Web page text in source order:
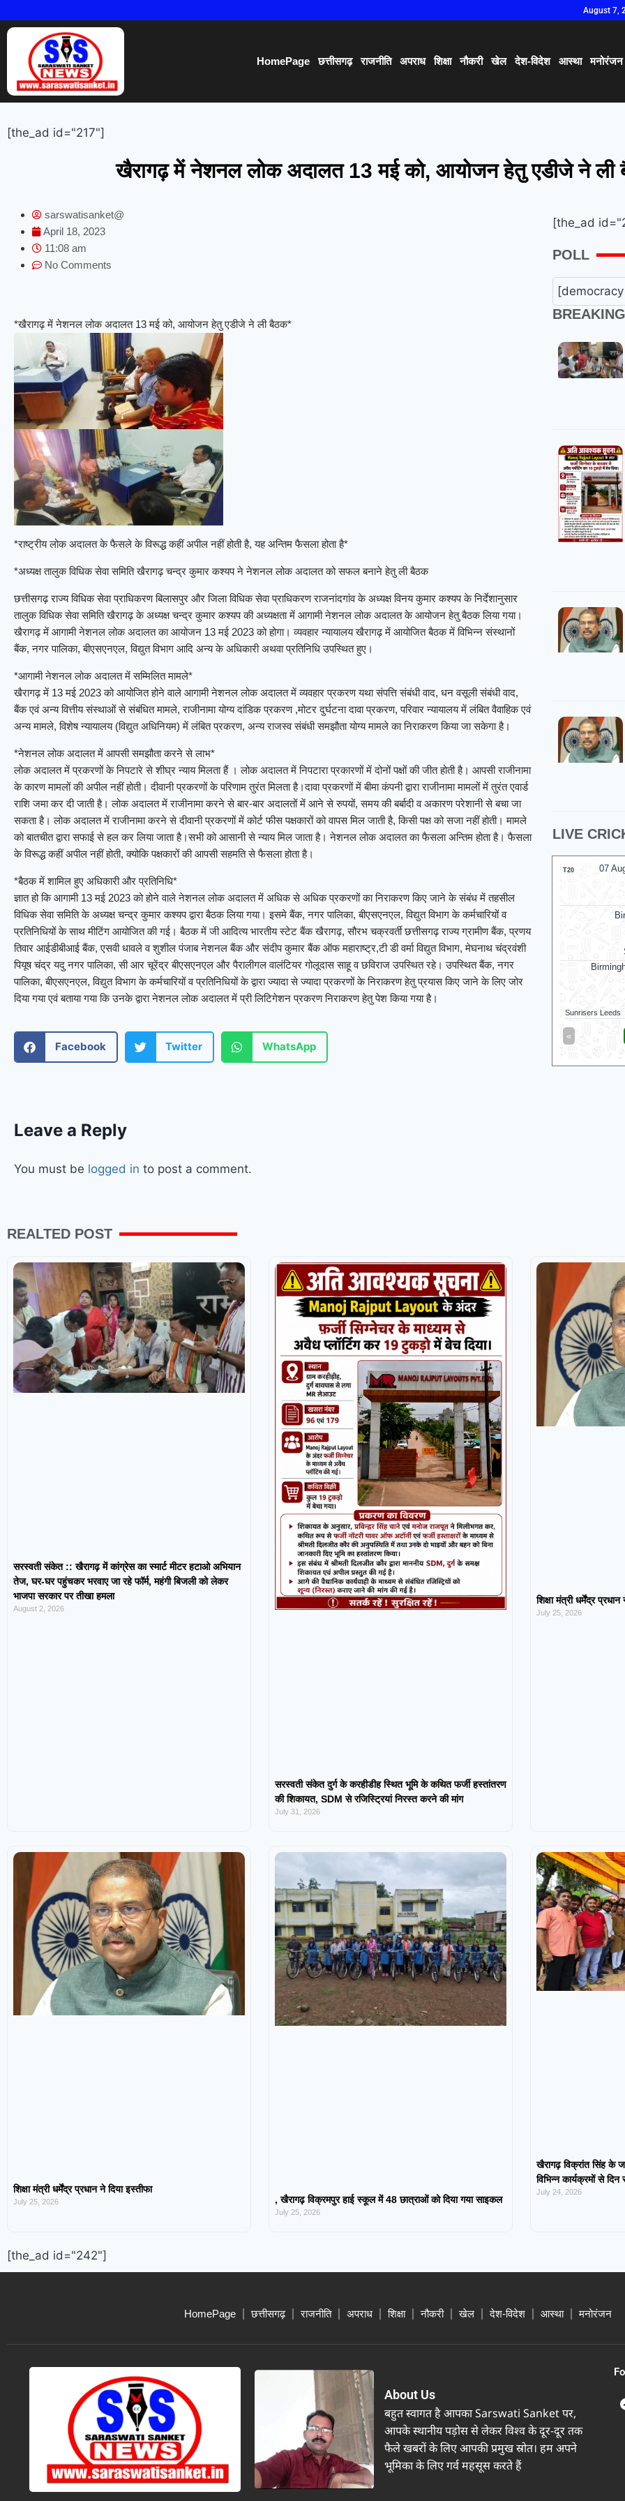
August 7,
HomePage छत्तीसगढ़ राजनीति अपराध शिक्षा नौकरी खेल देश-विदेश आस्था मनोरंजन
[the_ad id="217"]
खैरागढ़ में नेशनल लोक अदालत 13 मई को, आयोजन हेतु एडीजे ने ली
sarswatisanket@
April 18, 2023
11:08 am
No Comments
*खैरागढ़ में नेशनल लोक अदालत 13 मई को, आयोजन हेतु एडीजे ने ली बैठक*
*राष्ट्रीय लोक अदालत के फैसले के विरूद्ध कहीं अपील नहीं होती है, यह अन्तिम फैसला होता है*
*अध्यक्ष तालुक विधिक सेवा समिति खैरागढ़ चन्द्र कुमार कश्यप ने नेशनल लोक अदालत को सफल बनाने हेतु ली बैठक
छत्तीसगढ़ राज्य विधिक सेवा प्राधिकरण बिलासपुर और जिला विधिक सेवा प्राधिकरण राजनांदगांव के अध्यक्ष विनय कुमार कश्यप के निर्देशानुसार
तालुक विधिक सेवा समिति खैरागढ़ के अध्यक्ष चन्द्र कुमार कश्यप की अध्यक्षता में आगामी नेशनल लोक अदालत के आयोजन हेतु बैठक लिया गया।
खैरागढ़ में आगामी नेशनल लोक अदालत का आयोजन 13 मई 2023 को होगा। व्यवहार न्यायालय खैरागढ़ में आयोजित बैठक में विभिन्न संस्थानों
बैंक, नगर पालिका, बीएसएनएल, विद्युत विभाग आदि अन्य के अधिकारी अथवा प्रतिनिधि उपस्थित हुए।
*आगामी नेशनल लोक अदालत में सम्मिलित मामले*
खैरागढ़ में 13 मई 2023 को आयोजित होने वाले आगामी नेशनल लोक अदालत में व्यवहार प्रकरण यथा संपत्ति संबंधी वाद, धन वसूली संबंधी वाद,
बैंक एवं अन्य वित्तीय संस्थाओं से संबंधित मामले, राजीनामा योग्य दांडिक प्रकरण ,मोटर दुर्घटना दावा प्रकरण, परिवार न्यायालय में लंबित वैवाहिक एवं
अन्य मामले, विशेष न्यायालय (विद्युत अधिनियम) में लंबित प्रकरण, अन्य राजस्व संबंधी समझौता योग्य मामले का निराकरण किया जा सकेगा है।
*नेशनल लोक अदालत में आपसी समझौता करने से लाभ*
लोक अदालत में प्रकरणों के निपटारे से शीघ्र न्याय मिलता हैं । लोक अदालत में निपटारा प्रकारणों में दोनों पक्षों की जीत होती है। आपसी राजीनामा
के कारण मामलों की अपील नहीं होती। दीवानी प्रकरणों के परिणाम तुरंत मिलता है।दावा प्रकरणों में बीमा कंपनी द्वारा राजीनामा मामलों में तुरंत एवार्ड
राशि जमा कर दी जाती है। लोक अदालत में राजीनामा करने से बार-बार अदालतों में आने से रुपयों, समय की बर्बादी व अकारण परेशानी से बचा जा
सकता है। लोक अदालत में राजीनामा करने से दीवानी प्रकरणों में कोर्ट फीस पक्षकारों को वापस मिल जाती है, किसी पक्ष को सजा नहीं होती। मामले
को बातचीत द्वारा सफाई से हल कर लिया जाता है।सभी को आसानी से न्‍याय मिल जाता है। नेशनल लोक अदालत का फैसला अन्तिम होता है। फैसला
के विरूद्ध कहीं अपील नहीं होती, क्योकि पक्षकारों की आपसी सहमति से फैसला होता है।
*बैठक में शामिल हुए अधिकारी और प्रतिनिधि*
ज्ञात हो कि आगामी 13 मई 2023 को होने वाले नेशनल लोक अदालत में अधिक से अधिक प्रकरणों का निराकरण किए जाने के संबंध में तहसील
विधिक सेवा समिति के अध्यक्ष चन्द्र कुमार कश्यप द्वारा बैठक लिया गया। इसमे बैंक, नगर पालिका, बीएसएनएल, विद्युत विभाग के कर्मचारियों व
प्रतिनिधियों के साथ मीटिंग आयोजित की गई। बैठक में जी आदित्य भारतीय स्टेट बैंक खैरागढ़, सौरभ चक्रवर्ती छत्तीसगढ़ राज्य ग्रामीण बैंक, प्रणय
तिवार आईडीबीआई बैंक, एसवी धावले व शुशील पंजाब नेशनल बैंक और संदीप कुमार बैंक ऑफ महाराष्ट्र,टी डी वर्मा विद्युत विभाग, मेघनाथ चंद्रवंशी
पियूष चंद्र यदु नगर पालिका, सी आर चूरेंद्र बीएसएनएल और पैरालीगल वालंटियर गोलूदास साहू व छविराज उपस्थित रहे। उपस्थित बैंक, नगर
पालिका, बीएसएनएल, विद्युत विभाग के कर्मचारियों व प्रतिनिधियों के द्वारा ज्यादा से ज्यादा प्रकरणों के निराकरण हेतु प्रयास किए जाने के लिए जोर
दिया गया एवं बताया गया कि उनके द्वारा नेशनल लोक अदालत में प्री लिटिगेशन प्रकरण निराकरण हेतु पेश किया गया है।
Facebook Twitter WhatsApp
Leave a Reply
You must be logged in to post a comment.
[the_ad
POLL
LIVE
Edgbaston
Birmingham Phoenix
v
Sunrisers Leeds
Birmingham Phoenix opt to bowl
07
T20
Galle
Colombo Kaps
Galle Gallants
«
REALTED POST
सरस्वती संकेत :: खैरागढ़ में कांग्रेस का स्मार्ट मीटर हटाओ अभियान
तेज, घर-घर पहुंचकर भरवाए जा रहे फॉर्म, महंगी बिजली को लेकर
भाजपा सरकार पर तीखा हमला
August 2, 2026
सरस्वती संकेत दुर्ग के करहीडीह स्थित भूमि के कथित फर्जी हस्तांतरण
की शिकायत, SDM से रजिस्ट्रियां निरस्त करने की मांग
July 31, 2026
शिक्षा मंत्री धर्मेंद्र
July 25, 2026
शिक्षा मंत्री धर्मेंद्र प्रधान ने दिया इस्तीफा
July 25, 2026 , खैरागढ़ विक्रमपुर हाई स्कूल में 48 छात्राओं को दिया गया साइकल
July 25, 2026
खैरागढ़ विक्रांत सिंह के
विभिन्न कार्यक्रमों से दिन
July 24, 2026
[the_ad id="242"]
HomePage छत्तीसगढ़ राजनीति अपराध शिक्षा नौकरी खेल देश-विदेश आस्था मनोरंजन
About Us
बहुत स्वागत है आपका Sarswati Sanket पर,
आपके स्थानीय पड़ोस से लेकर विश्व के दूर-दूर तक
फैले खबरों के लिए आपकी प्रमुख स्रोत। हम अपने
भूमिका के लिए गर्व महसूस करते हैं